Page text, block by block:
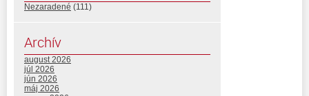
Nezaradené (111)
Archív
august 2026
júl 2026
jún 2026
máj 2026